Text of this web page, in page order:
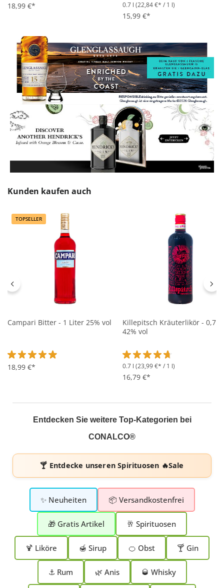
Durchschnittliche Bewertung von 4.9 von 5 Sternen
18,99 €* Durchschnittliche
0.7 l (22,84 €* / 1 l)
15,99 €*
Produktgalerie überspringen
Kunden kaufen auch
TOPSELLER
Campari Bitter - 1 Liter 25% vol
Durchschnittliche Bewertung von 4.9 von 5 Sternen
18,99 €*
Killepitsch Kräuterlikör - 0,7L
42% vol
Durchschnittliche
0.7 l (23,99 €* / 1 l)
16,79 €*
Entdecken Sie weitere Top-Kategorien bei
CONALCO®
🍸 Entdecke unserenSpirituosen 🔥Sale
✨ Neuheiten 📦 Versandkostenfrei
🎁 Gratis Artikel 🥂 Spirituosen
🍹 Liköre 🍯 Sirup 🍊 Obst 🍸 Gin
⚓ Rum 🌿 Anis 🥃 Whisky